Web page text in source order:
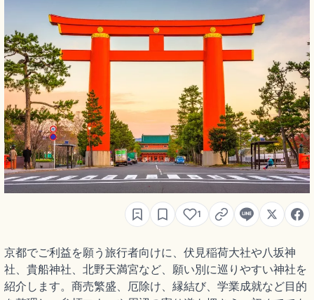
1
京都でご利益を願う旅行者向けに、伏見稲荷大社や八坂神
社、貴船神社、北野天満宮など、願い別に巡りやすい神社を
紹介します。商売繁盛、厄除け、縁結び、学業成就など目的